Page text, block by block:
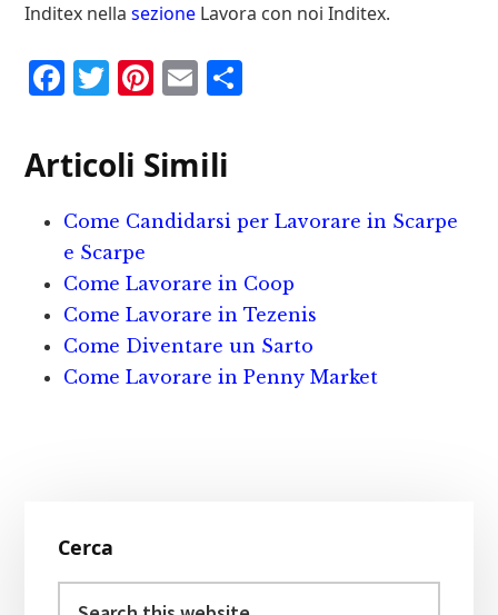
Inditex nellasezione Lavora con noi Inditex.
F
c
e
b
o
o
k
T
it
te
r
P
n
te
r
st
E
ai
l
iv
d
i
Articoli Simili
Come Candidarsi per Lavorare in Scarpe
e Scarpe
Come Lavorare in Coop
Come Lavorare in Tezenis
Come Diventare un Sarto
Come Lavorare in Penny Market
Sidebar
Cerca